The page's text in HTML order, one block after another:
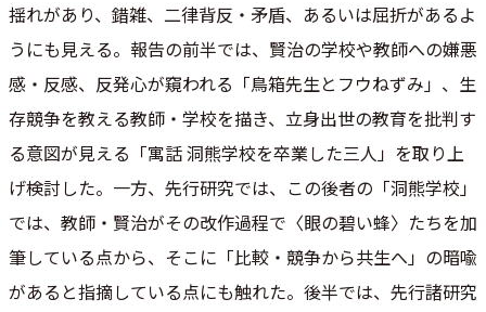
揺れがあり、錯雑、二律背反・矛盾、あるいは屈折があるよ
うにも見える。報告の前半では、賢治の学校や教師への嫌悪
感・反感、反発心が窺われる「鳥箱先生とフウねずみ」、生
存競争を教える教師・学校を描き、立身出世の教育を批判す
る意図が見える「寓話 洞熊学校を卒業した三人」を取り上
げ検討した。一方、先行研究では、この後者の「洞熊学校」
では、教師・賢治がその改作過程で〈眼の碧い蜂〉たちを加
筆している点から、そこに「比較・ 競争から共生へ」の暗喩
があると指摘している点にも触れた。 後半では、先行諸研究